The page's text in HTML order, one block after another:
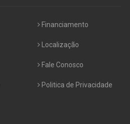
Financiamento
Localização
Fale Conosco
Politica de Privacidade